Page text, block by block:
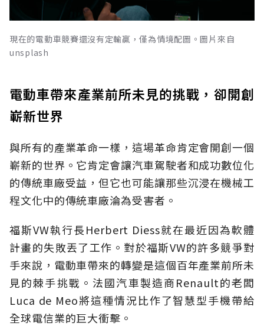
現在的電動車競賽還沒有定輸贏，僅為情境配圖。圖片來自
unsplash
電動車帶來產業前所未見的挑戰，卻開創
嶄新世界
與所有的產業革命一樣，這場革命肯定會開創一個
嶄新的世界。它肯定會讓汽車駕駛者和成功數位化
的傳統車廠受益，但它也可能讓那些沉浸在機械工
程文化中的傳統車廠淪為受害者。
福斯VW執行長Herbert Diess就在最近因為軟體
計畫的失敗丟了工作。對於福斯VW的許多競爭對
手來說，電動車帶來的轉變是這個百年產業前所未
見的棘手挑戰。法國汽車製造商Renault的老闆
Luca de Meo將這種情況比作了智慧型手機帶給
全球電信業的巨大衝擊。